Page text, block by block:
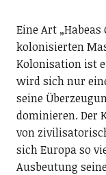
Eine Art
kolonisierten
Kolonisation ist
wird sich nur
seine
dominieren. Der
von
sich Europa so
Ausbeutung